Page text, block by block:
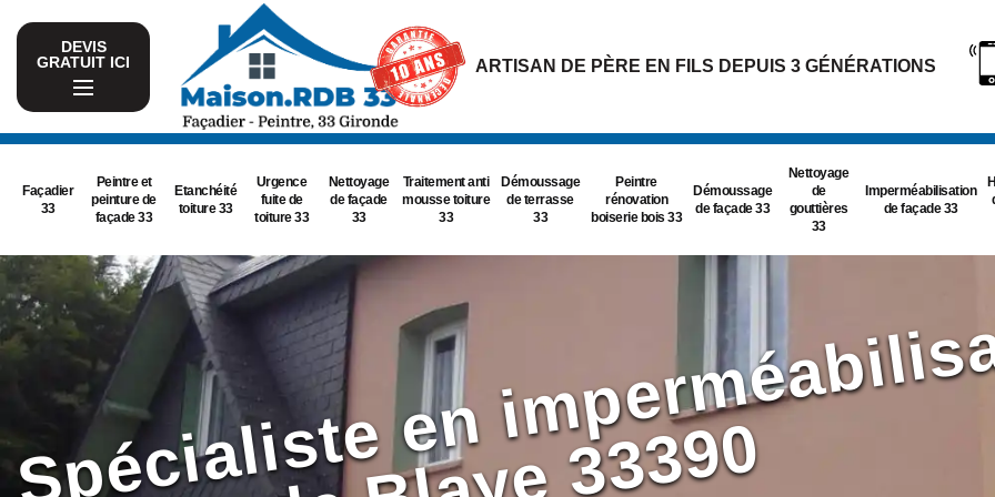
DEVIS
GRATUIT ICI
ARTISAN DE PÈRE EN FILS DEPUIS 3 GÉNÉRATIONS
Façadier
33
Peintre et
peinture de
façade 33
Etanchéité
toiture 33
Urgence
fuite de
toiture 33
Nettoyage
de façade
33
Traitement anti
mousse toiture
33
Démoussage
de terrasse
33
Peintre
rénovation
boiserie bois 33
Démoussage
de façade 33
Nettoyage
de
gouttières
33
Imperméabilisation
de façade 33